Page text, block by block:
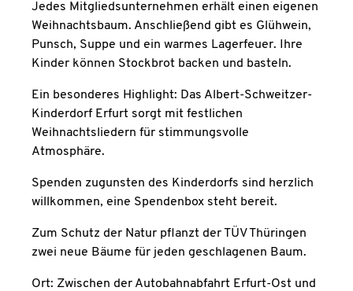
Jedes Mitgliedsunternehmen erhält einen eigenen
Weihnachtsbaum. Anschließend gibt es Glühwein,
Punsch, Suppe und ein warmes Lagerfeuer. Ihre
Kinder können Stockbrot backen und basteln.
Ein besonderes Highlight: Das Albert-Schweitzer-
Kinderdorf Erfurt sorgt mit festlichen
Weihnachtsliedern für stimmungsvolle
Atmosphäre.
Spenden zugunsten des Kinderdorfs sind herzlich
willkommen, eine Spendenbox steht bereit.
Zum Schutz der Natur pflanzt der TÜV Thüringen
zwei neue Bäume für jeden geschlagenen Baum.
Ort: Zwischen der Autobahnabfahrt Erfurt-Ost und